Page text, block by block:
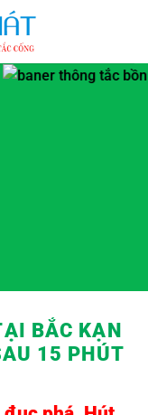
BẮC KẠN
15 PHÚT